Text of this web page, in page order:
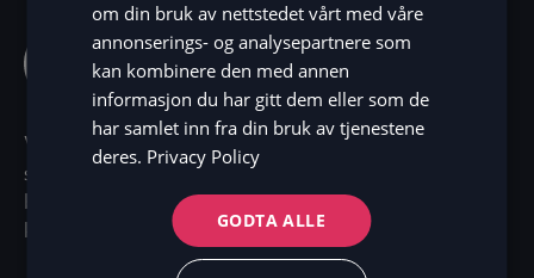
Verendus samarbeider med Zaver for å tilby
smidige fjernbetalinger, noe som har optimalisert
betalingsprosessene deres og forbedret
kundeopplevelsen.
NO
FI
om din bruk av nettstedet vårt med våre
annonserings- og analysepartnere som
kan kombinere den med annen
informasjon du har gitt dem eller som de
har samlet inn fra din bruk av tjenestene
deres. Privacy Policy
GODTA ALLE